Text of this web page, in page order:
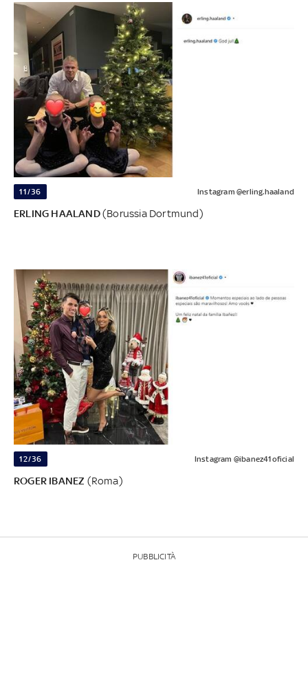
11/36 Instagram @erling.haaland
ERLING HAALAND(Borussia Dortmund)
12/36 Instagram @ibanez41oficial
ROGER IBANEZ (Roma)
PUBBLICITÀ